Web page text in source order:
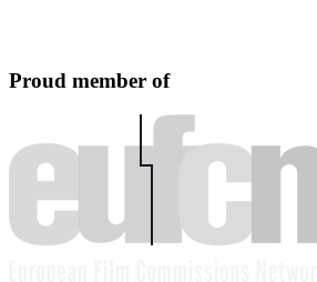
Proud member of